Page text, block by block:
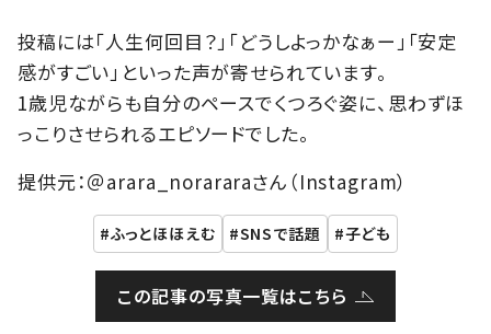
投稿には「人生何回目？」「どうしよっかなぁー」「安定
感がすごい」といった声が寄せられています。
1歳児ながらも自分のペースでくつろぐ姿に、思わずほ
っこりさせられるエピソードでした。
提供元：＠arara_norararaさん（Instagram）
ふっとほほえむ SNSで話題 子ども
この記事の写真一覧はこちら